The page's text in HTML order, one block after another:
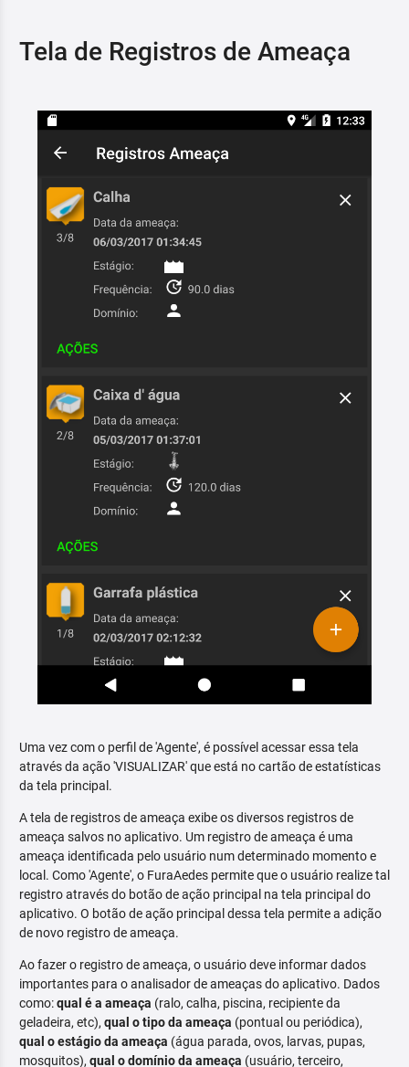
Tela de Registros de Ameaça
Uma vez com o perfil de 'Agente', é possível acessar essa tela
através da ação 'VISUALIZAR' que está no cartão de estatísticas
da tela principal.
A tela de registros de ameaça exibe os diversos registros de
ameaça salvos no aplicativo. Um registro de ameaça é uma
ameaça identificada pelo usuário num determinado momento e
local. Como 'Agente', o FuraAedes permite que o usuário realize tal
registro através do botão de ação principal na tela principal do
aplicativo. O botão de ação principal dessa tela permite a adição
de novo registro de ameaça.
Ao fazer o registro de ameaça, o usuário deve informar dados
importantes para o analisador de ameaças do aplicativo. Dados
como:qual é a ameaça (ralo, calha, piscina, recipiente da
geladeira, etc), qual o tipo da ameaça (pontual ou periódica),
qual o estágio da ameaça (água parada, ovos, larvas, pupas,
mosquitos), qual o domínio da ameaça (usuário, terceiro,